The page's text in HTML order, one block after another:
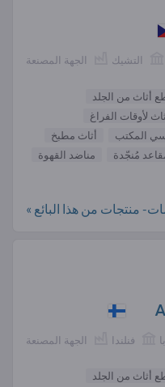
الجهة المصنعة التشيك
أثاث من الجلد
لأوقات الفراغ
المكتب
أثاث مطبخ
مُنجّدة
مناضد القهوة
منتجات من هذا البائع »
الجهة المصنعة فنلندا
أثاث من الجلد